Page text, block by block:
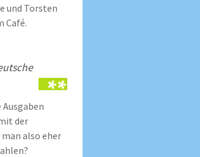
und Torsten
Café.
der
also eher